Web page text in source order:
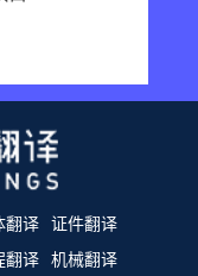
翻译 证件翻译
翻译 机械翻译